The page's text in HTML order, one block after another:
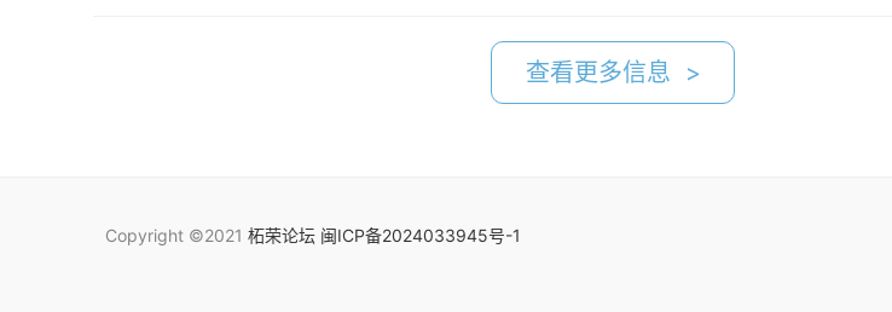
查看更多信息 >
Copyright ©2021 柘荣论坛 闽ICP备2024033945号-1